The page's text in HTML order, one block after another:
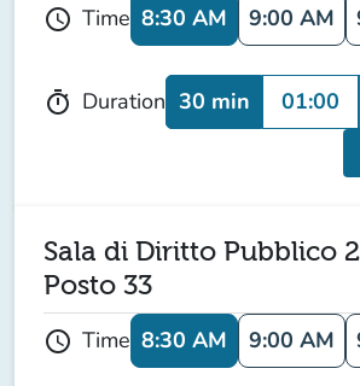
schedule Time 8:30 AM 9:00 AM
timer Duration 30 min 01:00
Sala di Diritto Pubblico
Posto 33
schedule Time 8:30 AM 9:00 AM